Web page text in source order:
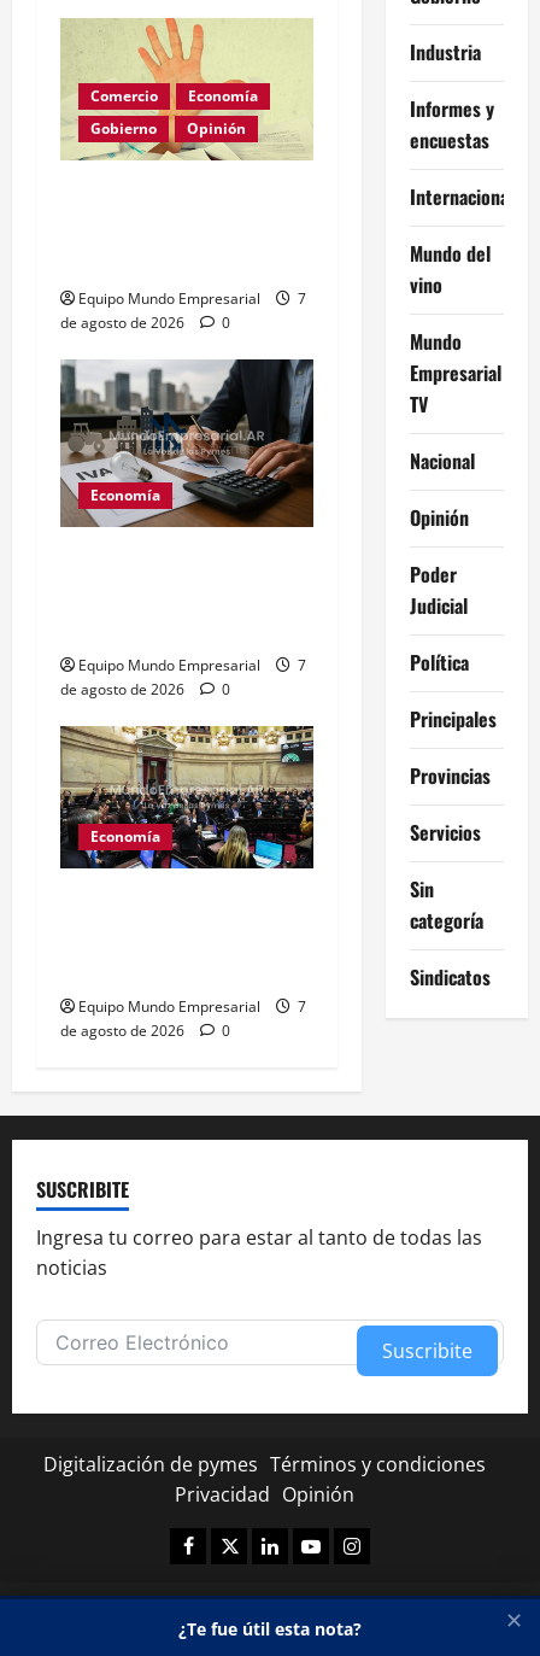
Comercio
Economía
Gobierno
Opinión
Equipo Mundo Empresarial
7
de agosto de 2026
0
Economía
Equipo Mundo Empresarial
7
de agosto de 2026
0
Economía
Equipo Mundo Empresarial
7
de agosto de 2026
0
Industria
Informes y
encuestas
Internacional
Mundo del
vino
Mundo
Empresarial
TV
Nacional
Opinión
Poder
Judicial
Política
Principales
Provincias
Servicios
Sin
categoría
Sindicatos
SUSCRIBITE
Ingresa tu correo para estar al tanto de todas las
noticias
Suscribite
Digitalización de pymes Términos y condiciones
Privacidad Opinión
Facebook
TwitterLinkedinYoutubeInstagram
MoreNewspor AF themes.
¿Te fue útil esta nota?
★★★★★